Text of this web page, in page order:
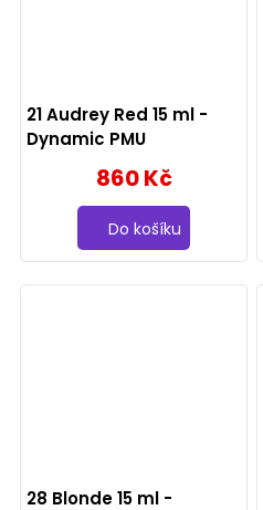
21 Audrey Red 15 ml -
Dynamic PMU
860 Kč
Do košíku
28 Blonde 15 ml -